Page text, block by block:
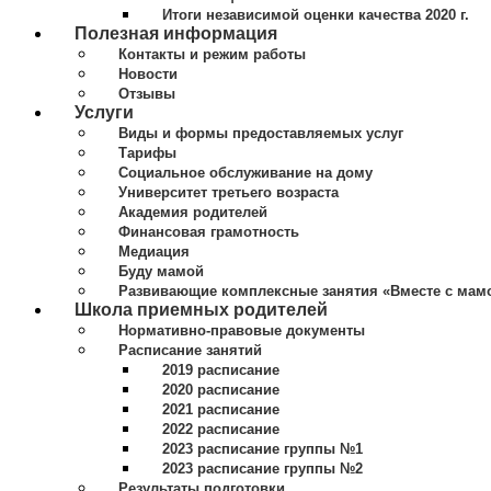
Итоги независимой оценки качества 2020 г.
Полезная информация
Контакты и режим работы
Новости
Отзывы
Услуги
Виды и формы предоставляемых услуг
Тарифы
Социальное обслуживание на дому
Университет третьего возраста
Академия родителей
Финансовая грамотность
Медиация
Буду мамой
Развивающие комплексные занятия «Вместе с
Школа приемных родителей
Нормативно-правовые документы
Расписание занятий
2019 расписание
2020 расписание
2021 расписание
2022 расписание
2023 расписание группы №1
2023 расписание группы №2